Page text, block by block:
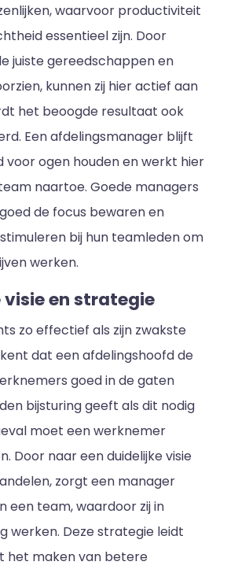
waarvoor productiviteit
essentieel zijn. Door
juiste gereedschappen en
kunnen zij hier actief aan
het beoogde resultaat ook
Een afdelingsmanager blijft
voor ogen houden en werkt hier
naartoe. Goede managers
de focus bewaren en
bij hun teamleden om
werken.
visie en strategie
zo effectief als zijn zwakste
dat een afdelingshoofd de
goed in de gaten
bijsturing geeft als dit nodig
moet een werknemer
Door naar een duidelijke visie
zorgt een manager
een team, waardoor zij in
werken. Deze strategie leidt
het maken van betere